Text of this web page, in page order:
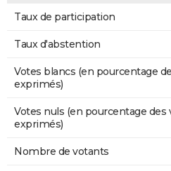
Taux de participation
Taux d'abstention
Votes blancs (en pourcentage
exprimés)
Votes nuls (en pourcentage des
exprimés)
Nombre de votants